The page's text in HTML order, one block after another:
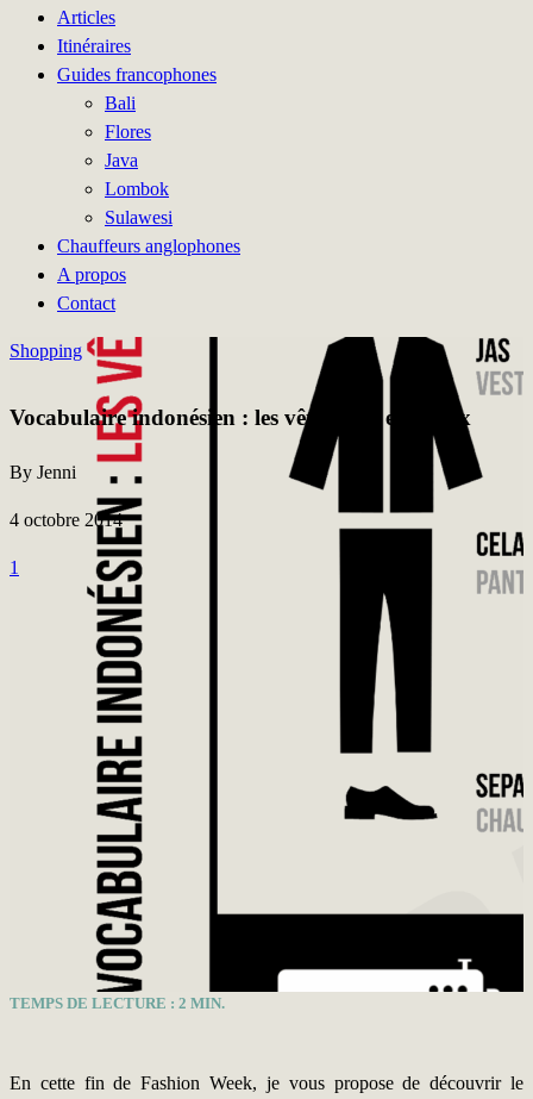
Articles
Itinéraires
Guides francophones
Bali
Flores
Java
Lombok
Sulawesi
Chauffeurs anglophones
A propos
Contact
Shopping
Vocabulaire indonésien : les vêtements et bijoux
By Jenni
4 octobre 2014
1
TEMPS DE LECTURE : 2 MIN.
En cette fin de Fashion Week, je vous propose de découvrir le